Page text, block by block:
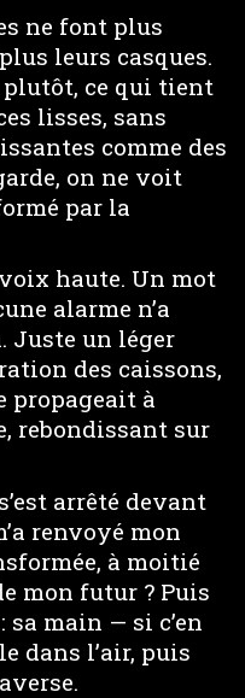
ne font plus
leurs casques.
plutôt, ce qui tient
lisses, sans
comme des
on ne voit
par la
haute. Un mot
alarme n’a
Juste un léger
des caissons,
propageait à
rebondissant sur
arrêté devant
renvoyé mon
à moitié
mon futur ? Puis
main — si c’en
dans l’air, puis